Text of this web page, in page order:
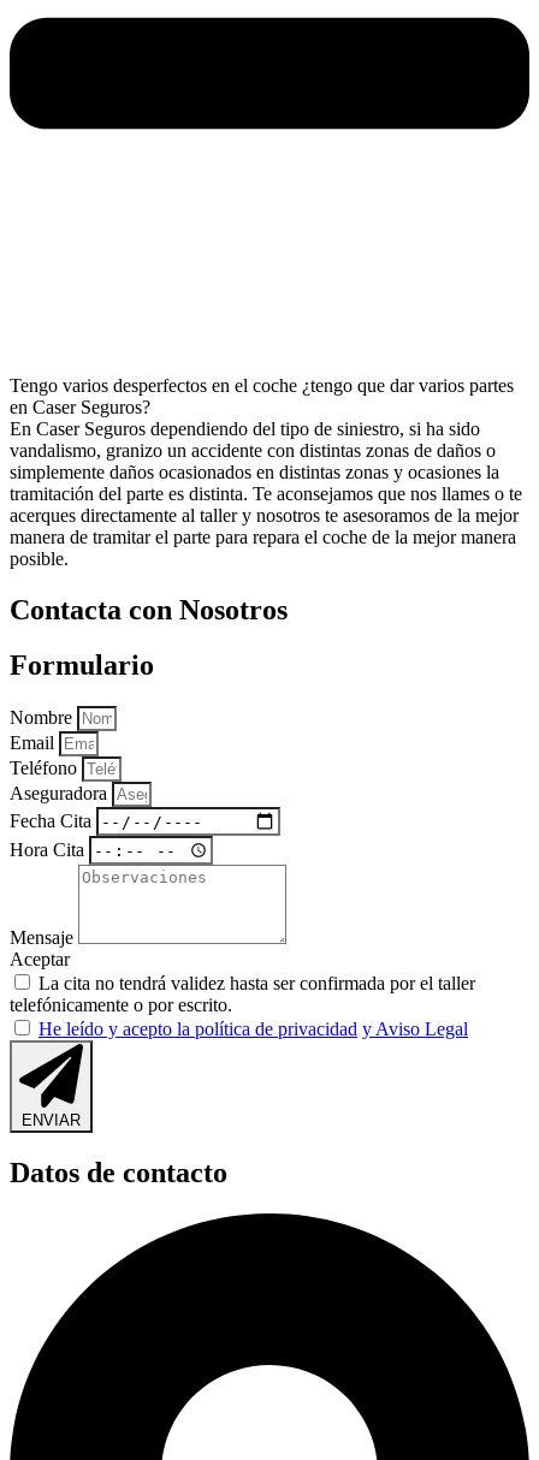
Tengo varios desperfectos en el coche ¿tengo que dar varios partes
en Caser Seguros?
En Caser Seguros dependiendo del tipo de siniestro, si ha sido
vandalismo, granizo un accidente con distintas zonas de daños o
simplemente daños ocasionados en distintas zonas y ocasiones la
tramitación del parte es distinta. Te aconsejamos que nos llames o te
acerques directamente al taller y nosotros te asesoramos de la mejor
manera de tramitar el parte para repara el coche de la mejor manera
posible.
Contacta con Nosotros
Formulario
Nombre
Email
Teléfono
Aseguradora
Fecha Cita
Hora Cita
Mensaje
Aceptar
La cita no tendrá validez hasta ser confirmada por el taller
telefónicamente o por escrito.
He leído y acepto la política de privacidad y Aviso Legal
ENVIAR
Datos de contacto